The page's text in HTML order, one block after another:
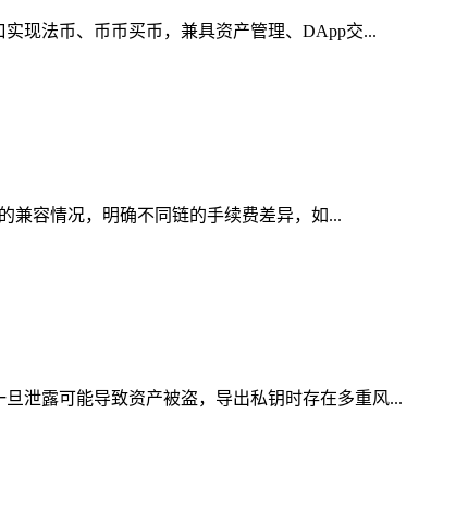
现法币、币币买币，兼具资产管理、DApp交...
兼容情况，明确不同链的手续费差异，如...
泄露可能导致资产被盗，导出私钥时存在多重风...